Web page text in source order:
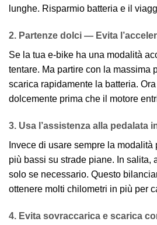
lunghe. Risparmio batteria e il
2. Partenze dolci — Evita
Se la tua e-bike ha una modalità
tentare. Ma partire con la massima
scarica rapidamente la batteria.
dolcemente prima che il motore
3. Usa l’assistenza alla pedalata
Invece di usare sempre la
più bassi su strade piane. In salita,
solo se necessario. Questo
ottenere molti chilometri in più per
4. Evita sovraccarica e scarica